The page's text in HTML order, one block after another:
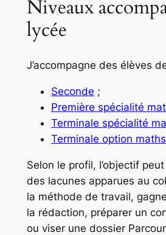
Niveaux
lycée
J’accompagne des élèves
Seconde ;
Première spécialité
Terminale spécialité
Terminale option
Selon le profil, l’objectif
des lacunes apparues au
la méthode de travail,
la rédaction, préparer un
ou viser une dossier